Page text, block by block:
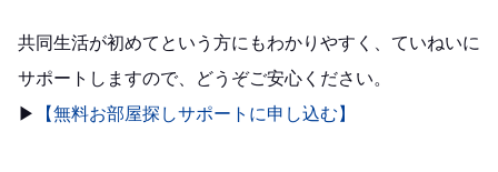
共同生活が初めてという方にもわかりやすく、ていねいに
サポートしますので、どうぞご安心ください。
▶︎
【無料お部屋探しサポートに申し込む】